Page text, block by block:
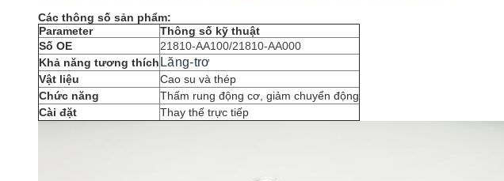
Các thông số sản phẩm:
Parameter
Thông số kỹ thuật
Số OE
21810-AA100/21810-AA000
Khả năng tương thích Lăng-trơ
Vật liệu
Cao su và thép
Chức năng
Thấm rung động cơ, giảm chuyển động
Cài đặt
Thay thế trực tiếp